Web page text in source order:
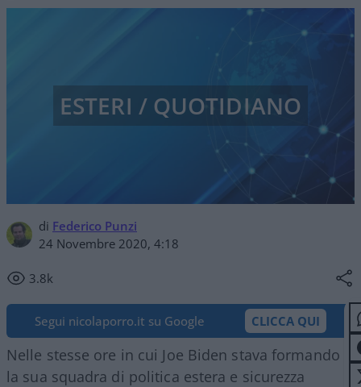
di Federico Punzi
24 Novembre 2020, 4:18
3.8k
ESTERI / QUOTIDIANO
Segui nicolaporro.it su Google CLICCA QUI
Nelle stesse ore in cui Joe Biden stava formando
la sua squadra di politica estera e sicurezza